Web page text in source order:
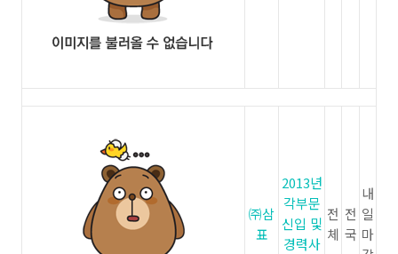
㈜삼
표
2013년
각부문
신입 및
경력사
전
체
전
국
내
일
마